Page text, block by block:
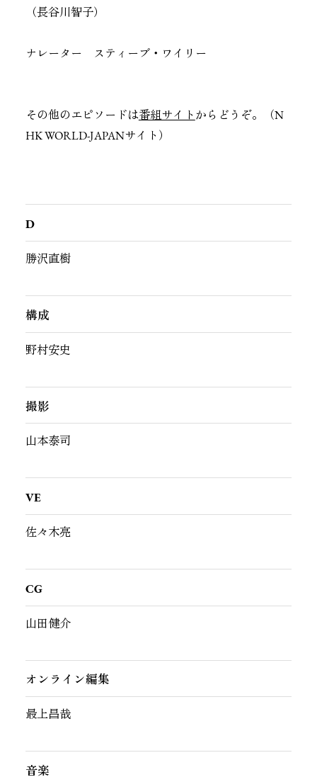
（長谷川智子）
ナレーター スティーブ・ワイリー
その他のエピソードは番組サイト からどうぞ。（N
HK WORLD-JAPANサイト）
D
勝沢直樹
構成
野村安史
撮影
山本泰司
VE
佐々木亮
CG
山田健介
オンライン編集
最上昌哉
音楽